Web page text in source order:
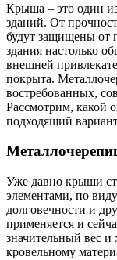
Крыша – это один
зданий. От
будут защищены от
здания настолько
внешней
покрыта.
востребованных,
Рассмотрим, какой
подходящий
Уже давно крыши
элементами, по
долговечности и
применяется и
значительный вес и
кровельному